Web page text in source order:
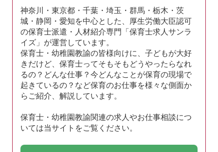
神奈川・東京都・千葉・埼玉・群馬・栃木・茨
城・静岡・愛知を中心とした、厚生労働大臣認可
の保育士派遣・人材紹介専門「保育士求人サンラ
イズ」が運営しています。
保育士・幼稚園教諭の皆様向けに、子どもが大好
きだけど、保育士ってそもそもどうやったらなれ
るの？どんな仕事？今どんなことが保育の現場で
起きているの？など保育のお仕事を様々な側面か
らご紹介、解説しています。
保育士・幼稚園教諭関連の求人やお仕事相談につ
いては当サイトをご覧ください。